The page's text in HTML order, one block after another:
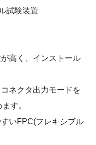
試験装置
高く、インストール
ネクタ出力モードを
す。
いFPC(フレキシブル